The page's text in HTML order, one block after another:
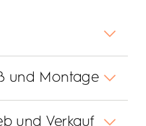
und Montage
und Verkauf